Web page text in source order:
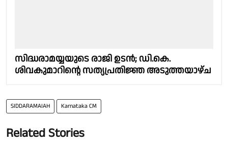
സിദ്ധരാമയ്യയുടെ രാജി ഉടന്‍; ഡി.കെ.
ശിവകുമാറിന്റെ സത്യപ്രതിജ്ഞ അടുത്തയാഴ്‌ച
SIDDARAMAIAH Karnataka CM
Related Stories